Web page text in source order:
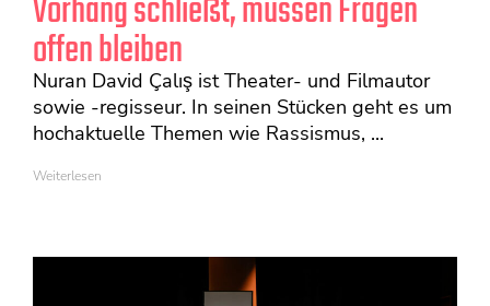
Vorhang schließt, müssen Fragen
offen bleiben
Nuran David Çalış ist Theater- und Filmautor
sowie -regisseur. In seinen Stücken geht es um
hochaktuelle Themen wie Rassismus, ...
Weiterlesen